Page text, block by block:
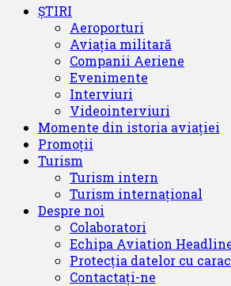
Primary
ȘTIRI
Aeroporturi
Aviația militară
Companii Aeriene
Evenimente
Interviuri
Videointerviuri
Momente din istoria aviației
Promoții
Turism
Turism intern
Turism internațional
Despre noi
Colaboratori
Echipa Aviation
Protecția datelor cu
Contactați-ne